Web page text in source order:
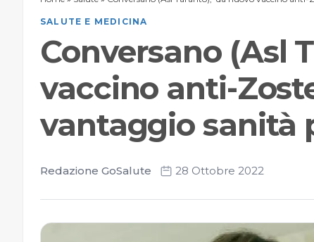
SALUTE E MEDICINA
Conversano (Asl
vaccino anti-
vantaggio sanità
Redazione GoSalute 28 Ottobre 2022